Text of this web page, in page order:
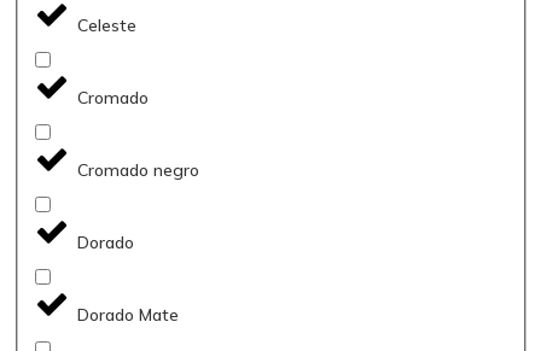
Celeste
Cromado
Cromado negro
Dorado
Dorado Mate